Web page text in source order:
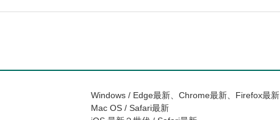
Windows / Edge最新、Chrome最新、Firefox最新
Mac OS / Safari最新